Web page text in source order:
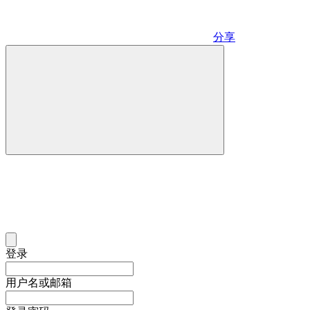
分享
登录
用户名或邮箱